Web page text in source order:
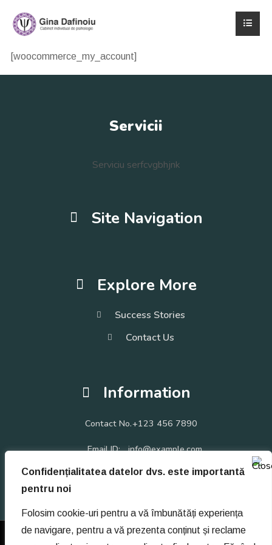
Confidențialitatea datelor dvs. este importantă
pentru noi
Folosim cookie-uri pentru a vă îmbunătăți experiența
de navigare, pentru a vă prezenta conținut și reclame
[woocommerce_my_account]
Servicii
Serviciu serfcvgbhjnk
Site Navigation
Explore More
Success Stories
Contact Us
Information
Contact No.+123 456 7890
Email ID: info@example.com
1870 Alpaca Way Irvine, CA 92614. United States
© Copyright 2021 | Toate drepturile rezervate Psiholog